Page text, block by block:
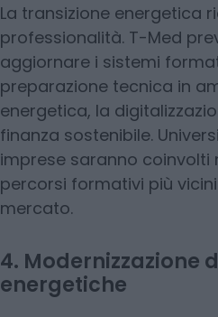
La transizione energetica
professionalità. T-Med
aggiornare i sistemi
preparazione tecnica in
energetica, la
finanza sostenibile.
imprese saranno coinvolti
percorsi formativi più
mercato.
4. Modernizzazione
energetiche